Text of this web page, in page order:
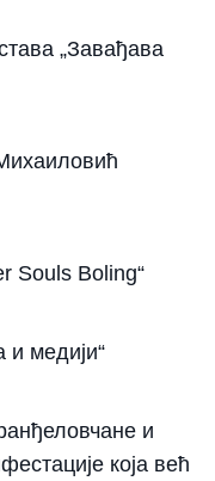
„Завађава
Souls Boling“
и медији“
и
која већ